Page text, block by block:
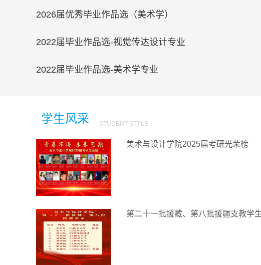
2026届优秀毕业作品选（美术学）
2022届毕业作品选-视觉传达设计专业
2022届毕业作品选-美术学专业
学生风采 STUDENT STYLE
美术与设计学院2025届考研光荣榜
第二十一批援藏、第八批援疆支教学